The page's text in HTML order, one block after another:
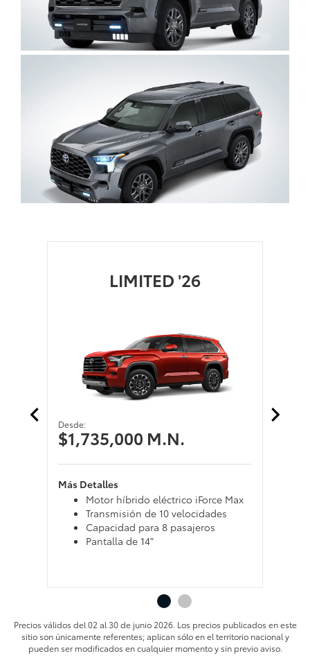
Clic
agrandar
foto
agrandar
LIMITED '26
Desde:
$1,735,000 M.N.
Más Detalles
Motor híbrido eléctrico iForce Max
Transmisión de 10 velocidades
Capacidad para 8 pasajeros
Pantalla de 14”
Precios válidos del 02 al 30 de junio 2026. Los precios publicados en este
sitio son únicamente referentes; aplican sólo en el territorio nacional y
pueden ser modificados en cualquier momento y sin previo aviso.